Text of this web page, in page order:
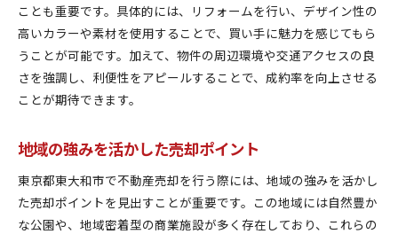
ことも重要です。具体的には、リフォームを行い、デザイン性の
高いカラーや素材を使用することで、買い手に魅力を感じてもら
うことが可能です。加えて、物件の周辺環境や交通アクセスの良
さを強調し、利便性をアピールすることで、成約率を向上させる
ことが期待できます。
地域の強みを活かした売却ポイント
東京都東大和市で不動産売却を行う際には、地域の強みを活かし
た売却ポイントを見出すことが重要です。この地域には自然豊か
な公園や、地域密着型の商業施設が多く存在しており、これらの